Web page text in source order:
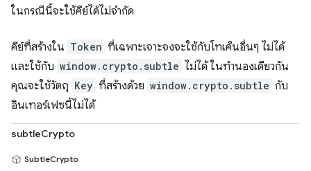
ในกรณีนี้จะใช้คีย์ได้ไม่จำกัด
คีย์ที่สร้างใน Token ที่เฉพาะเจาะจงจะใช้กับโทเค็นอื่นๆ ไม่ได้
และใช้กับ window.crypto.subtle ไม่ได้ ในทำนองเดียวกัน
คุณจะใช้วัตถุ Key ที่สร้างด้วย window.crypto.subtle กับ
อินเทอร์เฟซนี้ไม่ได้
subtleCrypto
SubtleCrypto